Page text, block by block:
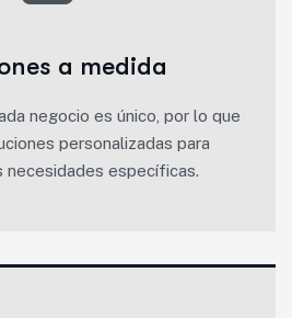
a medida
negocio es único, por lo que
personalizadas para
necesidades específicas.